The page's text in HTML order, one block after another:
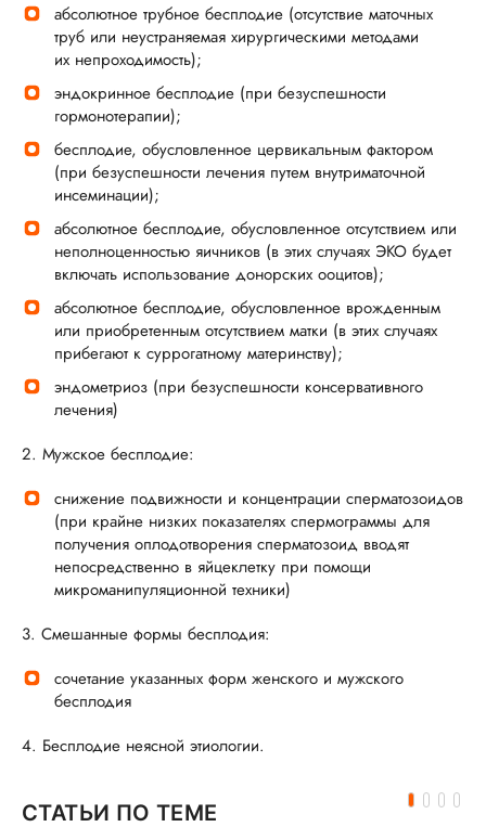
абсолютное трубное бесплодие (отсутствие маточных
труб или неустраняемая хирургическими методами
их непроходимость);
эндокринное бесплодие (при безуспешности
гормонотерапии);
бесплодие, обусловленное цервикальным фактором
(при безуспешности лечения путем внутриматочной
инсеминации);
абсолютное бесплодие, обусловленное отсутствием или
неполноценностью яичников (в этих случаях ЭКО будет
включать использование донорских ооцитов);
абсолютное бесплодие, обусловленное врожденным
или приобретенным отсутствием матки (в этих случаях
прибегают к суррогатному материнству);
эндометриоз (при безуспешности консервативного
лечения)
2. Мужское бесплодие:
снижение подвижности и концентрации сперматозоидов
(при крайне низких показателях спермограммы для
получения оплодотворения сперматозоид вводят
непосредственно в яйцеклетку при помощи
микроманипуляционной техники)
3. Смешанные формы бесплодия:
сочетание указанных форм женского и мужского
бесплодия
4. Бесплодие неясной этиологии.
СТАТЬИ ПО ТЕМЕ